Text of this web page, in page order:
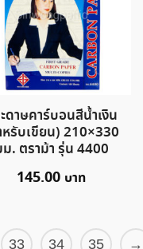
ดาษคาร์บอนสีน้ำเงิน
หรับเขียน) 210×330
. ตราม้า รุ่น 4400
145.00
33 34 35 →